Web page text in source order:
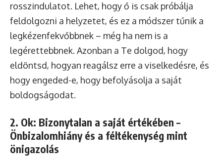
rosszindulatot. Lehet, hogy ő is csak próbálja
feldolgozni a helyzetet, és ez a módszer tűnik a
legkézenfekvőbbnek – még ha nem is a
legérettebbnek. Azonban a Te dolgod, hogy
eldöntsd, hogyan reagálsz erre a viselkedésre, és
hogy engeded-e, hogy befolyásolja a saját
boldogságodat.
2. Ok: Bizonytalan a saját értékében –
Önbizalomhiány és a féltékenység mint
önigazolás